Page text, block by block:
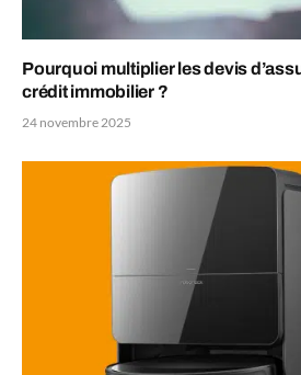
Pourquoi multiplier les devis
crédit immobilier ?
24 novembre 2025